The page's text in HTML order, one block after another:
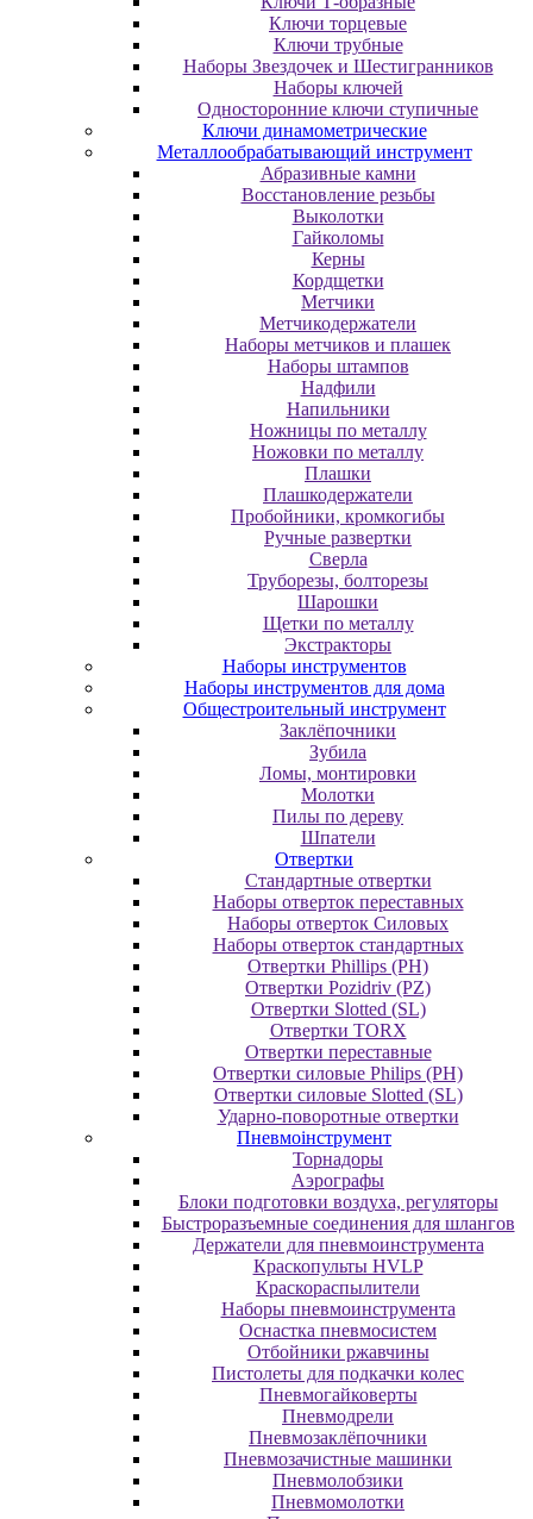
Ключи торцевые
Ключи трубные
Наборы Звездочек и Шестигранников
Наборы ключей
Односторонние ключи ступичные
Ключи динамометрические
Металлообрабатывающий инструмент
Абразивные камни
Восстановление резьбы
Выколотки
Гайколомы
Керны
Кордщетки
Метчики
Метчикодержатели
Наборы метчиков и плашек
Наборы штампов
Надфили
Напильники
Ножницы по металлу
Ножовки по металлу
Плашки
Плашкодержатели
Пробойники, кромкогибы
Ручные развертки
Сверла
Труборезы, болторезы
Шарошки
Щетки по металлу
Экcтpaктopы
Наборы инструментов
Наборы инструментов для дома
Общестроительный инструмент
Заклёпочники
Зубила
Ломы, монтировки
Молотки
Пилы по дереву
Шпатели
Отвертки
Cтандартные отвертки
Наборы отверток переставных
Наборы отверток Силовых
Наборы отверток стандартных
Отвертки Phillips (PH)
Отвертки Pozidriv (PZ)
Отвертки Slotted (SL)
Отвертки TORX
Отвертки переставные
Отвертки силовые Philips (PH)
Отвертки силовые Slotted (SL)
Ударно-поворотные отвертки
Пневмоінструмент
Topнaдopы
Аэрографы
Блоки подготовки воздуха, регуляторы
Быстроразъемные соединения для шлангов
Держатели для пневмоинструмента
Краскопульты HVLP
Краскораспылители
Наборы пневмоинструмента
Оснастка пневмосистем
Отбойники ржавчины
Пистолеты для подкачки колес
Пневмогайковерты
Пневмодрели
Пневмозаклёпочники
Пневмозачистные машинки
Пневмолобзики
Пневмомолотки